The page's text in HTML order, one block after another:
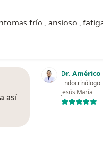
frío , ansioso ,
Dr. Américo
Endocrinólogo
Jesús María
así